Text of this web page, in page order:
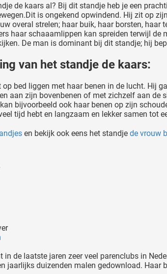
de kaars al? Bij dit standje heb je een
is ongekend opwindend. Hij zit op
overal strelen; haar buik, haar borsten,
haar schaaamlippen kan spreiden terwijl
De man is dominant bij dit standje; hij
van het standje de kaars:
op bed liggen met haar benen in de lucht. Hij
aan zijn bovenbenen of met zichzelf aan de
bijvoorbeeld ook haar benen op zijn
tijd hebt en langzaam en lekker samen tot
en bekijk ook eens het standje de vrouw
in de laatste jaren zeer veel parenclubs in
jaarlijks duizenden malen gedownload. Haar